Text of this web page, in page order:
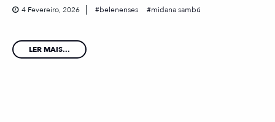
4 Fevereiro, 2026 belenenses midana sambú
LER MAIS...